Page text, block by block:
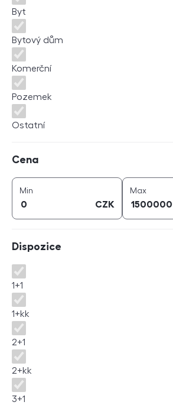
Byt
Bytový dům
Komerční
Pozemek
Ostatní
Cena
Min
CZK
Maxcena (
Dispozice
Dispozice
1+1
1+kk
2+1
2+kk
3+1